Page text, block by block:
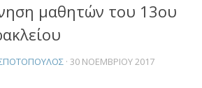
μαθητών του 13ου
· 30 ΝΟΕΜΒΡΊΟΥ 2017